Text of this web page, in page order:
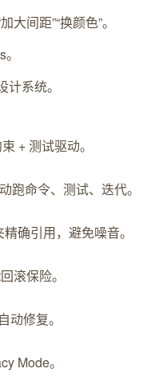
大间距”“换颜色”。
系统。
+ 测试驱动。
跑命令、测试、迭代。
确引用，避免噪音。
滚保险。
动修复。
Mode。